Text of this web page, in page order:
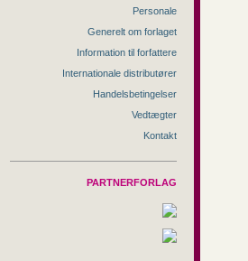
Personale
Generelt om forlaget
Information til forfattere
Internationale distributører
Handelsbetingelser
Vedtægter
Kontakt
PARTNERFORLAG